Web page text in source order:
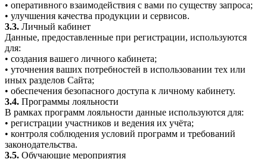
• оперативного взаимодействия с вами по существу запроса;
• улучшения качества продукции и сервисов.
3.3. Личный кабинет
Данные, предоставленные при регистрации, используются
для:
• создания вашего личного кабинета;
• уточнения ваших потребностей в использовании тех или
иных разделов Сайта;
• обеспечения безопасного доступа к личному кабинету.
3.4. Программы лояльности
В рамках программ лояльности данные используются для:
• регистрации участников и ведения их учёта;
• контроля соблюдения условий программ и требований
законодательства.
3.5. Обучающие мероприятия